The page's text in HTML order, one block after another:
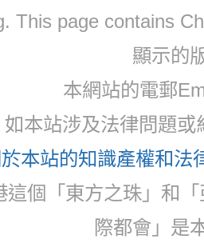
This page contains
顯示的
本網站的電郵
如本站涉及法律問題
本站的知識產權和法
這個「東方之珠」和
際都會」是